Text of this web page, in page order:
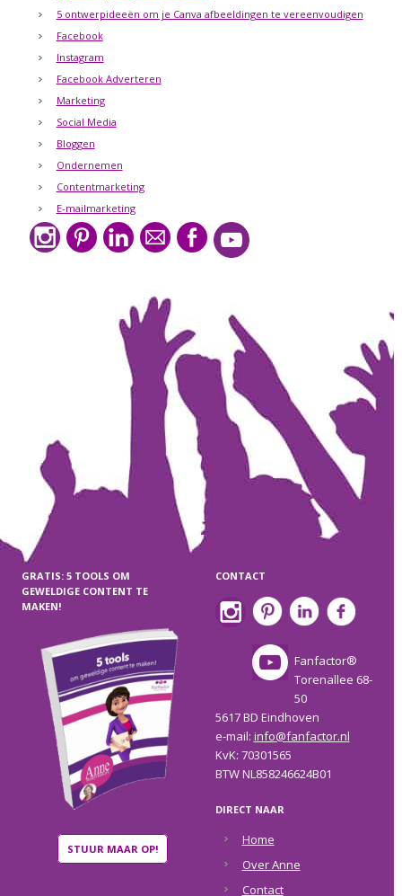
5 ontwerpideeën om je Canva afbeeldingen te vereenvoudigen
Facebook
Instagram
Facebook Adverteren
Marketing
Social Media
Bloggen
Ondernemen
Contentmarketing
E-mailmarketing
GRATIS: 5 TOOLS OM
GEWELDIGE CONTENT TE
MAKEN!
STUUR MAAR OP!
CONTACT
Fanfactor®
Torenallee 68-
50
5617 BD Eindhoven
e-mail: info@fanfactor.nl
KvK: 70301565
BTW NL858246624B01
DIRECT NAAR
Home
Over Anne
Contact